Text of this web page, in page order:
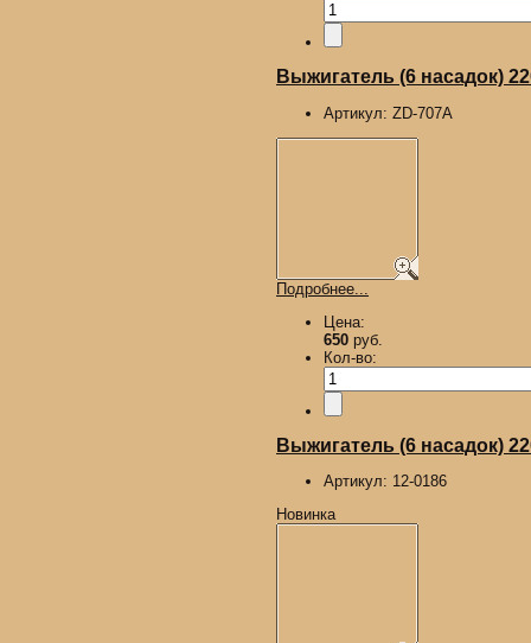
Выжигатель (6 насадок)
Артикул: ZD-707A
Подробнее...
Цена:
650 руб.
Кол-во:
Выжигатель (6 насадок)
Артикул: 12-0186
Новинка